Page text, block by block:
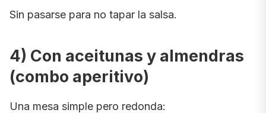
Sin pasarse para no tapar la salsa.
4) Con aceitunas y almendras
(combo aperitivo)
Una mesa simple pero redonda: